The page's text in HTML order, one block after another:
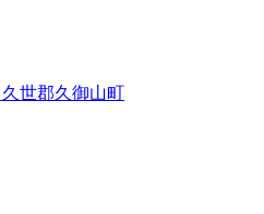
世郡久御山町